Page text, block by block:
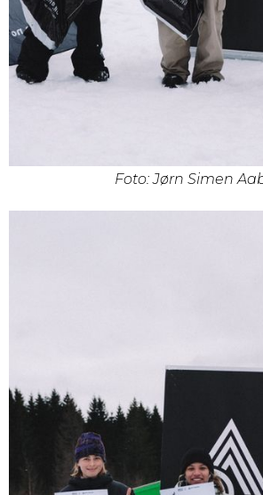
Foto: Jørn Simen